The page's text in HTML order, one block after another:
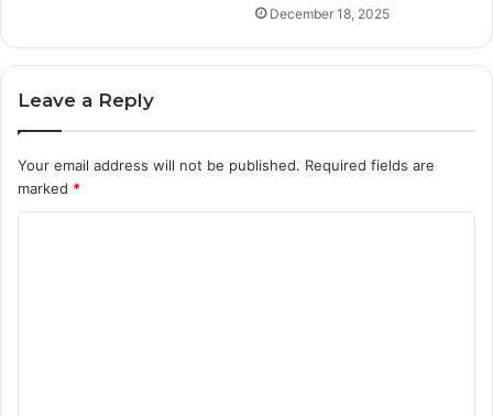
December 18, 2025
Leave a Reply
Your email address will not be published. Required fields are
marked *